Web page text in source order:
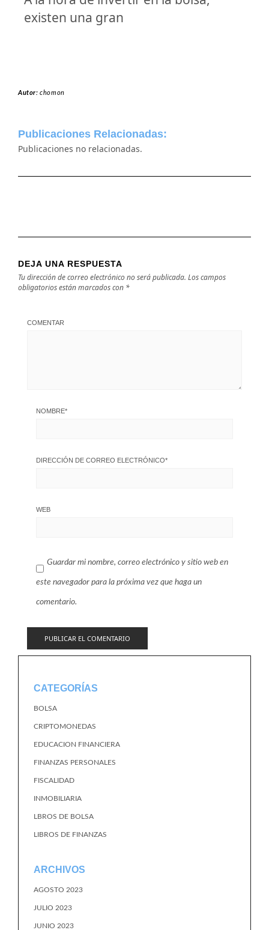
existen una gran
Autor:chomon
Publicaciones Relacionadas:
Publicaciones no relacionadas.
DEJA UNA RESPUESTA
Tu dirección de correo electrónico no será publicada. Los campos
obligatorios están marcados con *
COMENTAR
NOMBRE*
DIRECCIÓN DE CORREO ELECTRÓNICO*
WEB
Guardar mi nombre, correo electrónico y sitio web en
este navegador para la próxima vez que haga un
comentario.
CATEGORÍAS
BOLSA
CRIPTOMONEDAS
EDUCACION FINANCIERA
FINANZAS PERSONALES
FISCALIDAD
INMOBILIARIA
LBROS DE BOLSA
LIBROS DE FINANZAS
ARCHIVOS
AGOSTO 2023
JULIO 2023
JUNIO 2023